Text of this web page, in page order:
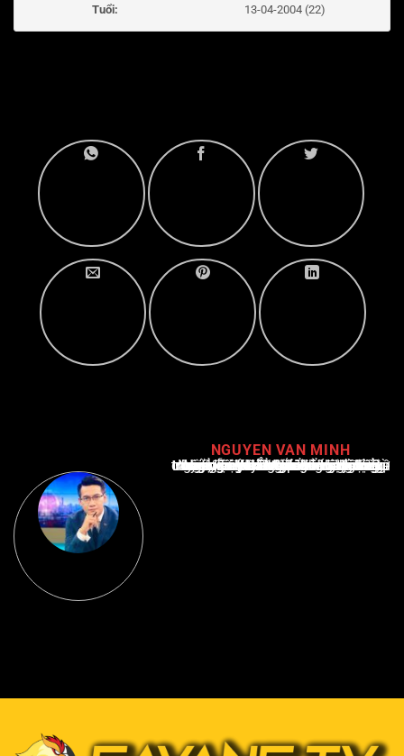
Tuổi:
13-04-2004 (22)
NGUYEN VAN MINH
Nguyễn Văn Minh là một trong những chuyên gia hàng đầu về báo cáo tin tức thể thao tại Việt Nam, với hơn 10 năm hoạt động trong ngành. Ông có kiến thức sâu rộng và kinh nghiệm đáng kể trong việc phân tích và báo cáo về các sự kiện thể thao hàng đầu. Sự hiểu biết sâu sắc của ông về ngành này đã giúp ông xây dựng uy tín và danh tiếng trong cộng đồng báo chí thể thao.